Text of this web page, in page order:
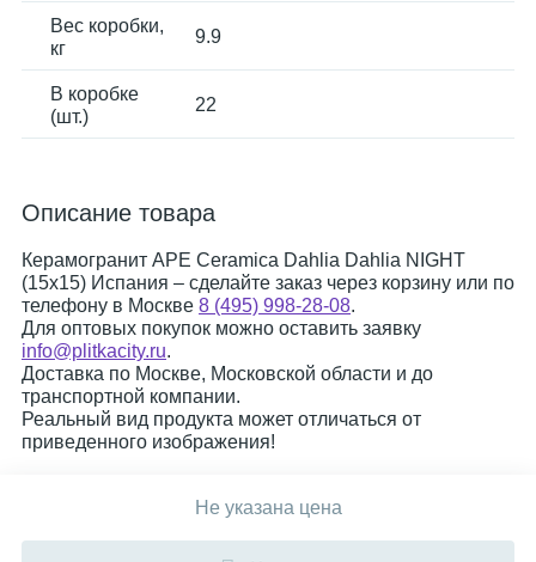
Вес коробки,
кг
9.9
В коробке
(шт.)
22
Описание товара
Керамогранит APE Ceramica Dahlia Dahlia NIGHT
(15x15) Испания – сделайте заказ через корзину или по
телефону в Москве 8 (495) 998-28-08.
Для оптовых покупок можно оставить заявку
info@plitkacity.ru.
Доставка по Москве, Московской области и до
транспортной компании.
Реальный вид продукта может отличаться от
приведенного изображения!
Не указана цена